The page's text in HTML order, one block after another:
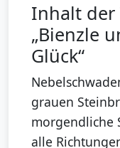
Inhalt der
„Bienzle
Glück“
grauen
morgendliche
alle